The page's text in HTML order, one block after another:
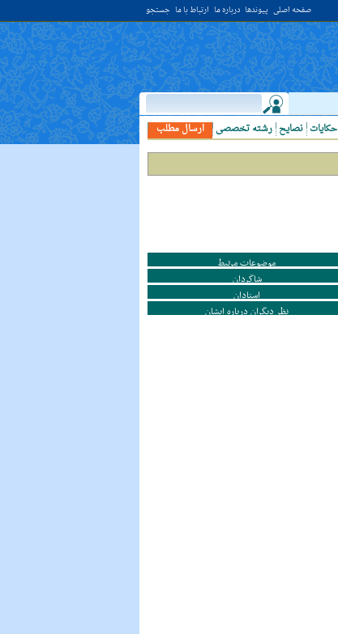
صفحه اصلی پیوندها درباره ما ارتباط با ما جستجو
امام علي (عليه السلام) فرمودند: النَّظرُ إلي العَالِم أحبُّ إلَي الله مِن
ارسال مطلب
رشته تخصصی نصایح حکایات
موضوعات مرتبط
شاگردان
استادان
نظر دیگران درباره ایشان